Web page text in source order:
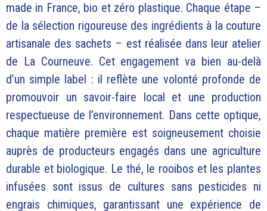
made in France, bio et zéro plastique. Chaque étape –
de la sélection rigoureuse des ingrédients à la couture
artisanale des sachets – est réalisée dans leur atelier
de La Courneuve. Cet engagement va bien au-delà
d’un simple label : il reflète une volonté profonde de
promouvoir un savoir-faire local et une production
respectueuse de l’environnement. Dans cette optique,
chaque matière première est soigneusement choisie
auprès de producteurs engagés dans une agriculture
durable et biologique. Le thé, le rooibos et les plantes
infusées sont issus de cultures sans pesticides ni
engrais chimiques, garantissant une expérience de